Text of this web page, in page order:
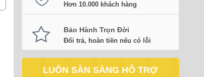
Hơn 10.000 khách hàng
Bảo Hành Trọn Đời
Đổi trả, hoàn tiền nếu có lỗi
LUÔN SẴN SÀNG HỖ TRỢ